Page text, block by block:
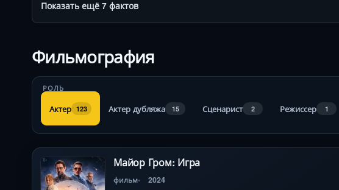
Показать ещё 7 фактов
Фильмография
РОЛЬ
Актер 123 Актер дубляжа 15 Сценарист 2 Режиссер 1
Майор Гром: Игра
фильм 2024